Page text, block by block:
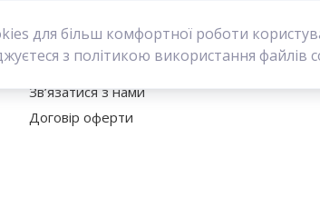
для більш комфортної роботи
з політикою використання файлів
Про нас
Політика конфіденційності
Зв’язатися з нами
Договір оферти